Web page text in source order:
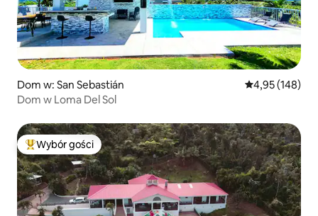
Dom w: San Sebastián Średnia
4,95 (148)
Dom w Loma Del Sol
Najpopularniejsze z kategorii Wybór gości
Wybór gości